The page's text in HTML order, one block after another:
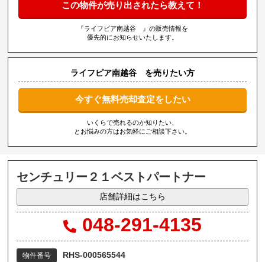
この物件が売り出されたら教えて！
『ライフピア南越谷 』の販売情報を
優先的にお知らせいたします。
ライフピア南越谷 を売りたい方
今すぐ無料売却査定をしたい
いくらで売れるのか知りたい、
とお悩みの方はお気軽にご相談下さい。
センチュリー２１ベストパートナー
店舗詳細はこちら
048-291-4135
物件番号 RHS-000565544